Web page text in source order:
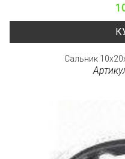
Сальник